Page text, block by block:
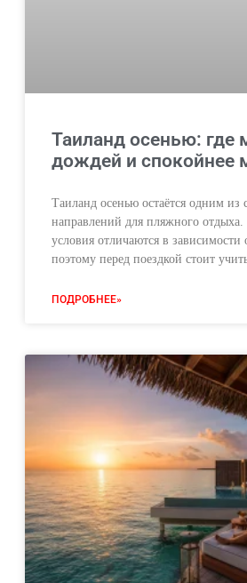
Таиланд осенью: где
дождей и спокойнее
Таиланд осенью остаётся одним
направлений для пляжного
условия отличаются в зависимости
поэтому перед поездкой стоит
ПОДРОБНЕЕ»